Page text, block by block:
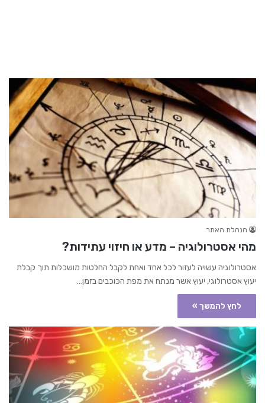
הנהלת האתר
מהי אסטרולוגיה – מדע או חיזוי עתידות?
אסטרולוגיה עשויה לעזור לכל אחד ואחת לקבל החלטות מושכלות תוך קבלת
יעוץ אסטרולוגי, יעוץ אשר מנתח את מפת הכוכבים בזמן…
לחץ להמשך »